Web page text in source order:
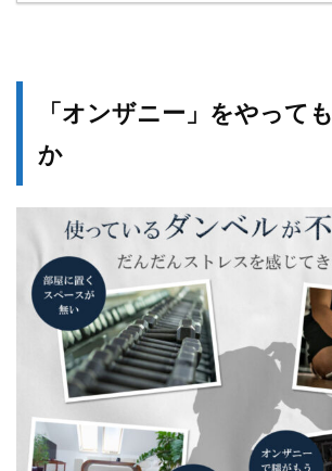
「オンザニー」をやって
か